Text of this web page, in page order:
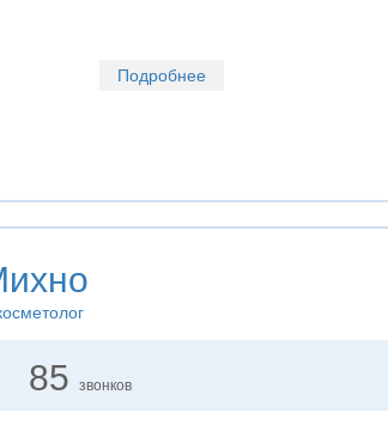
Подробнее
85 звонков